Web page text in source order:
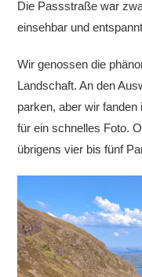
Die Passstraße war
einsehbar und
Wir genossen die
Landschaft. An den
parken, aber wir
für ein schnelles Foto.
übrigens vier bis fünf